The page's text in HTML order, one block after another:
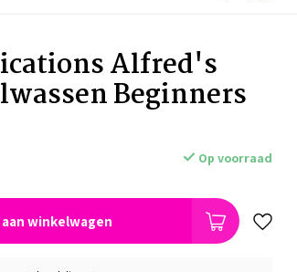
Alfred's
Beginners
Op voorraad
winkelwagen